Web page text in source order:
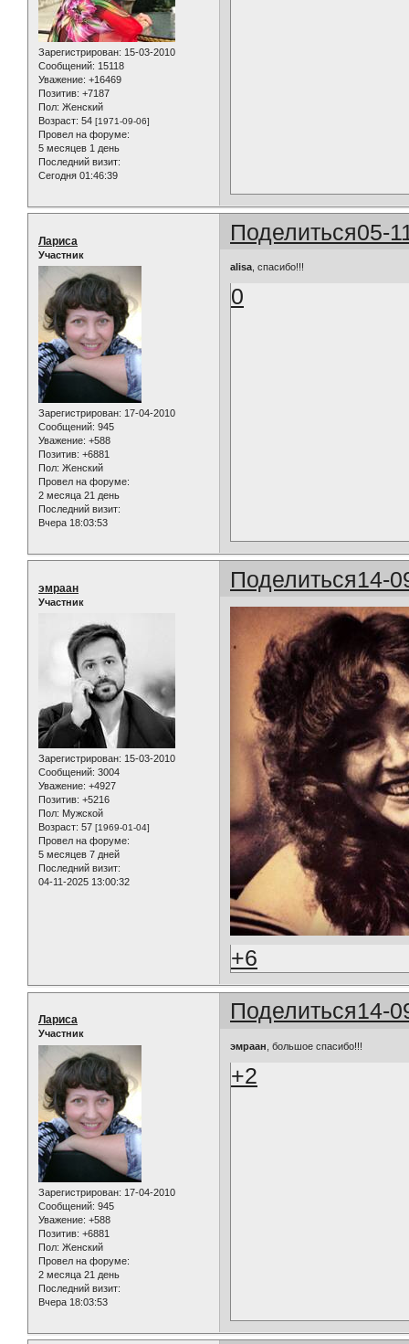
Зарегистрирован: 15-03-2010
Сообщений: 15118
Уважение: +16469
Позитив: +7187
Пол: Женский
Возраст: 54 [1971-09-06]
Провел на форуме:
5 месяцев 1 день
Последний визит:
Сегодня 01:46:39
Поделиться05-
Лариса
Участник
Зарегистрирован: 17-04-2010
Сообщений: 945
Уважение: +588
Позитив: +6881
Пол: Женский
Провел на форуме:
2 месяца 21 день
Последний визит:
Вчера 18:03:53
alisa , спасибо!!!
0
Поделиться14-
эмраан
Участник
Зарегистрирован: 15-03-2010
Сообщений: 3004
Уважение: +4927
Позитив: +5216
Пол: Мужской
Возраст: 57 [1969-01-04]
Провел на форуме:
5 месяцев 7 дней
Последний визит:
04-11-2025 13:00:32
+6
Поделиться14-
Лариса
Участник
Зарегистрирован: 17-04-2010
Сообщений: 945
Уважение: +588
Позитив: +6881
Пол: Женский
Провел на форуме:
2 месяца 21 день
Последний визит:
Вчера 18:03:53
эмраан , большое спасибо!!!
+2